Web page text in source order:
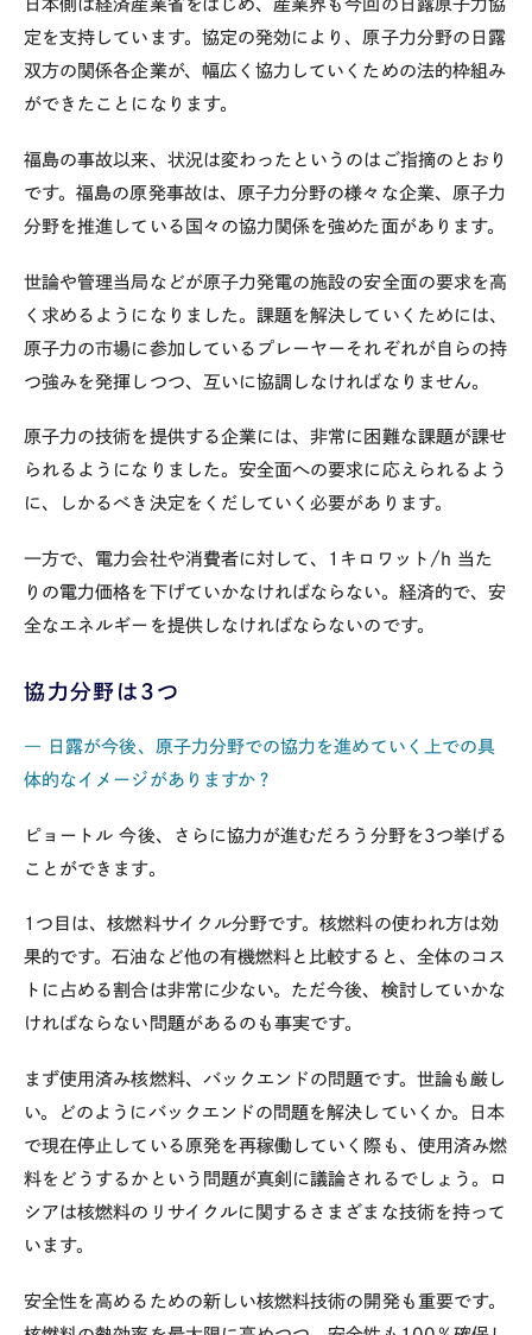
日本側は経済産業省をはじめ、産業界も今回の日露原子力協
定を支持しています。協定の発効により、原子力分野の日露
双方の関係各企業が、幅広く協力していくための法的枠組み
ができたことになります。
福島の事故以来、状況は変わったというのはご指摘のとおり
です。福島の原発事故は、原子力分野の様々な企業、原子力
分野を推進している国々の協力関係を強めた面があります。
世論や管理当局などが原子力発電の施設の安全面の要求を高
く求めるようになりました。課題を解決していくためには、
原子力の市場に参加しているプレーヤーそれぞれが自らの持
つ強みを発揮しつつ、互いに協調しなければなりません。
原子力の技術を提供する企業には、非常に困難な課題が課せ
られるようになりました。安全面への要求に応えられるよう
に、しかるべき決定をくだしていく必要があります。
一方で、電力会社や消費者に対して、1キロワット/h 当た
りの電力価格を下げていかなければならない。経済的で、安
全なエネルギーを提供しなければならないのです。
協力分野は3つ
― 日露が今後、原子力分野での協力を進めていく上での具
体的なイメージがありますか？
ピョートル今後、さらに協力が進むだろう分野を3つ挙げる
ことができます。
1つ目は、核燃料サイクル分野です。核燃料の使われ方は効
果的です。石油など他の有機燃料と比較すると、全体のコス
トに占める割合は非常に少ない。ただ今後、検討していかな
ければならない問題があるのも事実です。
まず使用済み核燃料、バックエンドの問題です。世論も厳し
い。どのようにバックエンドの問題を解決していくか。日本
で現在停止している原発を再稼働していく際も、使用済み燃
料をどうするかという問題が真剣に議論されるでしょう。ロ
シアは核燃料のリサイクルに関するさまざまな技術を持って
います。
安全性を高めるための新しい核燃料技術の開発も重要です。